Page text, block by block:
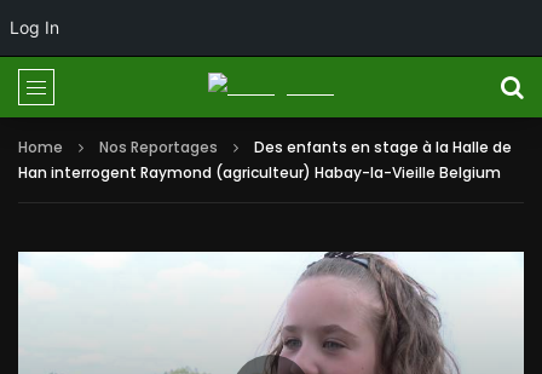
Log In
Home Nos Reportages
Des enfants en stage à la Halle de
Han interrogent Raymond (agriculteur) Habay-la-Vieille Belgium